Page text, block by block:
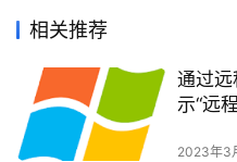
域
与
备
案
【其他转PDF】，这里支持
以上就是教你如何设置
的教程，大家都学会了吗？
相关推荐
通过
示“远
2023年3